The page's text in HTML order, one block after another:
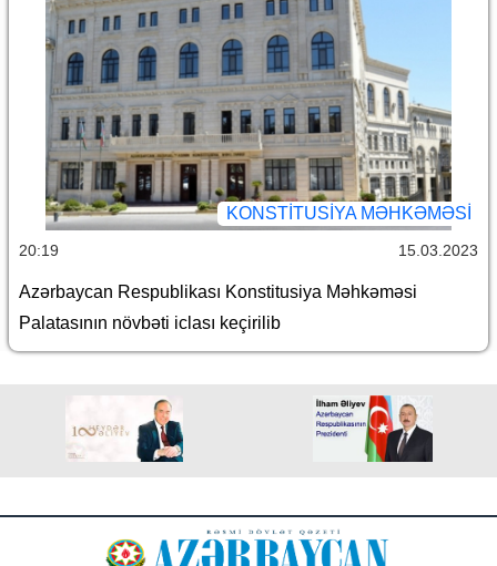
KONSTITUSIYA MƏHKƏMƏSI
20:19 15.03.2023
Azərbaycan Respublikası Konstitusiya Məhkəməsi
Palatasının növbəti iclası keçirilib